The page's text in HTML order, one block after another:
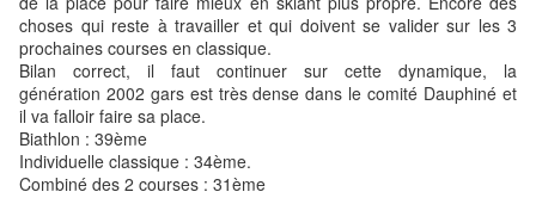
choses qui reste à travailler et qui doivent se valider sur les 3
prochaines courses en classique.
Bilan correct, il faut continuer sur cette dynamique, la
génération 2002 gars est très dense dans le comité Dauphiné et
il va falloir faire sa place.
Biathlon : 39ème
Individuelle classique : 34ème.
Combiné des 2 courses : 31ème